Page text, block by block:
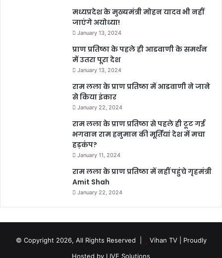
मध्यप्रदेश के मुख्यमंत्री मोहन यादव भी नहीं
जाएंगे अयोध्या!
January 13, 2024
प्राण प्रतिष्ठा के पहले ही आडवाणी के समर्थन
में उतरा पूरा देश
January 13, 2024
राम लला के प्राण प्रतिष्ठा में आडवाणी ने जाने
से किया इंकार
January 22, 2024
राम लला के प्राण प्रतिष्ठा से पहले ही टूट गई
भगवान राम हनुमान की मूर्तियां देश में मचा
हड़कंप?
January 11, 2024
राम लला के प्राण प्रतिष्ठा में नहीं पहुंचे गृहमंत्री
Amit Shah
January 22, 2024
© Copyright 2026, All Rights Reserved | Vihan TV| Proudly
Hosted by LIVE Solutions